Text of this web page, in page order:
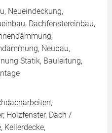
Neueindeckung,
Dachfenstereinbau,
Neubau,
Statik, Bauleitung,
Holzfenster, Dach /
Kellerdecke,